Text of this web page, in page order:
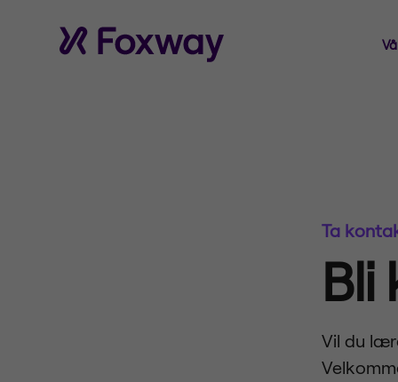
Ta
Bli
Vil du